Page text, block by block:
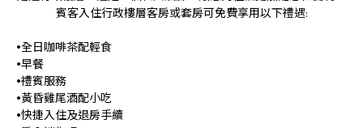
賓客入住行政樓層客房或套房可免費享用以下禮遇:
•全日咖啡茶配輕食
•早餐
•禮賓服務
•黃昏雞尾酒配小吃
•快捷入住及退房手續